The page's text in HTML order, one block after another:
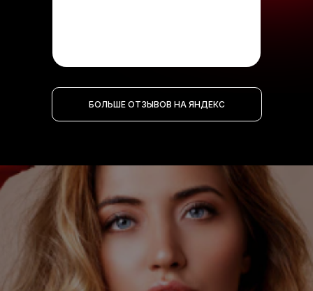
БОЛЬШЕ ОТЗЫВОВ НА ЯНДЕКС